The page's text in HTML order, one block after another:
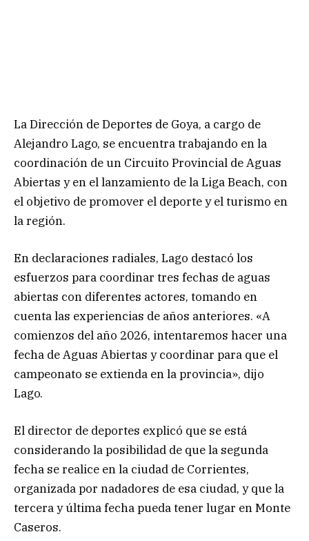
La Dirección de Deportes de Goya, a cargo de
Alejandro Lago, se encuentra trabajando en la
coordinación de un Circuito Provincial de Aguas
Abiertas y en el lanzamiento de la Liga Beach, con
el objetivo de promover el deporte y el turismo en
la región.
En declaraciones radiales, Lago destacó los
esfuerzos para coordinar tres fechas de aguas
abiertas con diferentes actores, tomando en
cuenta las experiencias de años anteriores. «A
comienzos del año 2026, intentaremos hacer una
fecha de Aguas Abiertas y coordinar para que el
campeonato se extienda en la provincia», dijo
Lago.
El director de deportes explicó que se está
considerando la posibilidad de que la segunda
fecha se realice en la ciudad de Corrientes,
organizada por nadadores de esa ciudad, y que la
tercera y última fecha pueda tener lugar en Monte
Caseros.